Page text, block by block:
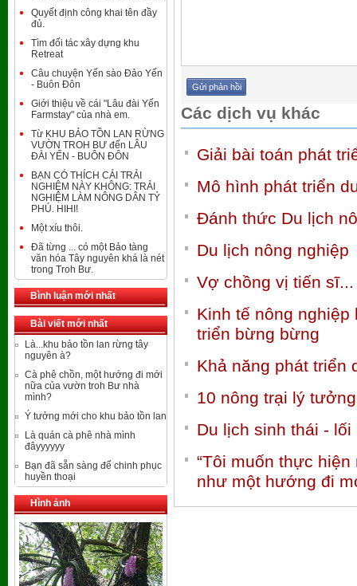
Quyết định công khai tên đầy
đủ.
Tìm đối tác xây dựng khu
Retreat
Câu chuyện Yến sào Đảo Yến
- Buôn Đôn
Giới thiệu về cái "Lâu đài Yến
Farmstay" của nhà em.
Từ KHU BẢO TỒN LAN RỪNG
VƯỜN TROH BƯ đến LÂU
ĐÀI YẾN - BUÔN ĐÔN
BẠN CÓ THÍCH CÁI TRẢI
NGHIỆM NÀY KHÔNG: TRẢI
NGHIỆM LÀM NÔNG DÂN TỶ
PHÚ. HIHI!
Một xíu thôi.
Đã từng ... có một Bảo tàng
văn hóa Tây nguyên khá là nét
trong Troh Bư.
Bình luận mới nhất
Bài viết mới nhất
Là...khu bảo tồn lan rừng tây
nguyên à?
Cà phê chồn, một hướng đi mới
nữa của vườn troh Bư nhà
mình?
Ý tưởng mới cho khu bảo tồn lan
Là quán cà phê nhà mình
đâyyyyyy
Bạn đã sẵn sàng để chinh phục
huyền thoại
Hình ảnh
Các dịch vụ khác
Giải bài toán phát
Mô hình phát triển
Đánh thức Du lịch
Du lịch nông nghiệp
Vợ chồng vị tiến
Kinh tế nông
triển bừng bừng
Khả năng phát triển
10 nông trại lý
Du lịch sinh thái -
“Tôi muốn thực
như một hướng đi